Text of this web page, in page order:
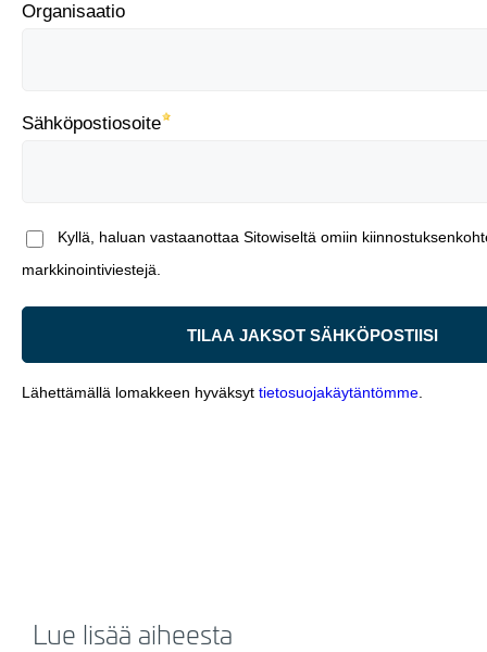
Lue lisää aiheesta